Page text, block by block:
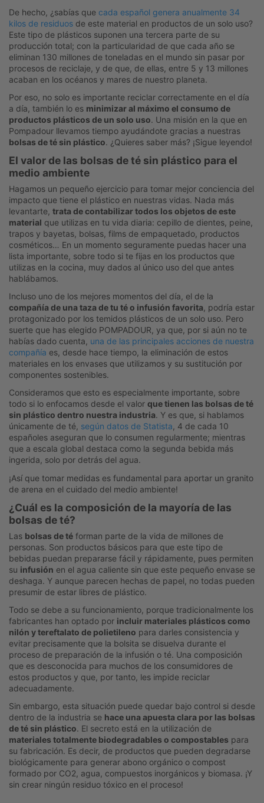
De hecho, ¿sabías que cada español genera anualmente 34
kilos de residuos de este material en productos de un solo uso?
Este tipo de plásticos suponen una tercera parte de su
producción total; con la particularidad de que cada año se
eliminan 130 millones de toneladas en el mundo sin pasar por
procesos de reciclaje, y de que, de ellas, entre 5 y 13 millones
acaban en los océanos y mares de nuestro planeta.
Por eso, no solo es importante reciclar correctamente en el día
a día, también lo es minimizar al máximo el consumo de
productos plásticos de un solo uso. Una misión en la que en
Pompadour llevamos tiempo ayudándote gracias a nuestras
bolsas de té sin plástico. ¿Quieres saber más? ¡Sigue leyendo!
El valor de las bolsas de té sin plástico para el
medio ambiente
Hagamos un pequeño ejercicio para tomar mejor conciencia del
impacto que tiene el plástico en nuestras vidas. Nada más
levantarte, trata de contabilizar todos los objetos de este
material que utilizas en tu vida diaria: cepillo de dientes, peine,
trapos y bayetas, bolsas, films de empaquetado, productos
cosméticos… En un momento seguramente puedas hacer una
lista importante, sobre todo si te fijas en los productos que
utilizas en la cocina, muy dados al único uso del que antes
hablábamos.
Incluso uno de los mejores momentos del día, el de la
compañía de una taza de tu té o infusión favorita , podría estar
protagonizado por los temidos plásticos de un solo uso. Pero
suerte que has elegido POMPADOUR, ya que, por si aún no te
habías dado cuenta, una de las principales acciones de nuestra
compañía es, desde hace tiempo, la eliminación de estos
materiales en los envases que utilizamos y su sustitución por
componentes sostenibles.
Consideramos que esto es especialmente importante, sobre
todo si lo enfocamos desde el valor que tienen las bolsas de té
sin plástico dentro nuestra industria. Y es que, si hablamos
únicamente de té, según datos de Statista , 4 de cada 10
españoles aseguran que lo consumen regularmente; mientras
que a escala global destaca como la segunda bebida más
ingerida, solo por detrás del agua.
¡Así que tomar medidas es fundamental para aportar un granito
de arena en el cuidado del medio ambiente!
¿Cuál es la composición de la mayoría de las
bolsas de té?
Las bolsas de té forman parte de la vida de millones de
personas. Son productos básicos para que este tipo de
bebidas puedan prepararse fácil y rápidamente, pues permiten
su infusión en el agua caliente sin que este pequeño envase se
deshaga. Y aunque parecen hechas de papel, no todas pueden
presumir de estar libres de plástico.
Todo se debe a su funcionamiento, porque tradicionalmente los
fabricantes han optado por incluir materiales plásticos como
nilón y tereftalato de polietileno para darles consistencia y
evitar precisamente que la bolsita se disuelva durante el
proceso de preparación de la infusión o té. Una composición
que es desconocida para muchos de los consumidores de
estos productos y que, por tanto, les impide reciclar
adecuadamente.
Sin embargo, esta situación puede quedar bajo control si desde
dentro de la industria se hace una apuesta clara por las bolsas
de té sin plástico. El secreto está en la utilización de
materiales totalmente biodegradables o compostables para
su fabricación. Es decir, de productos que pueden degradarse
biológicamente para generar abono orgánico o compost
formado por CO2, agua, compuestos inorgánicos y biomasa. ¡Y
sin crear ningún residuo tóxico en el proceso!